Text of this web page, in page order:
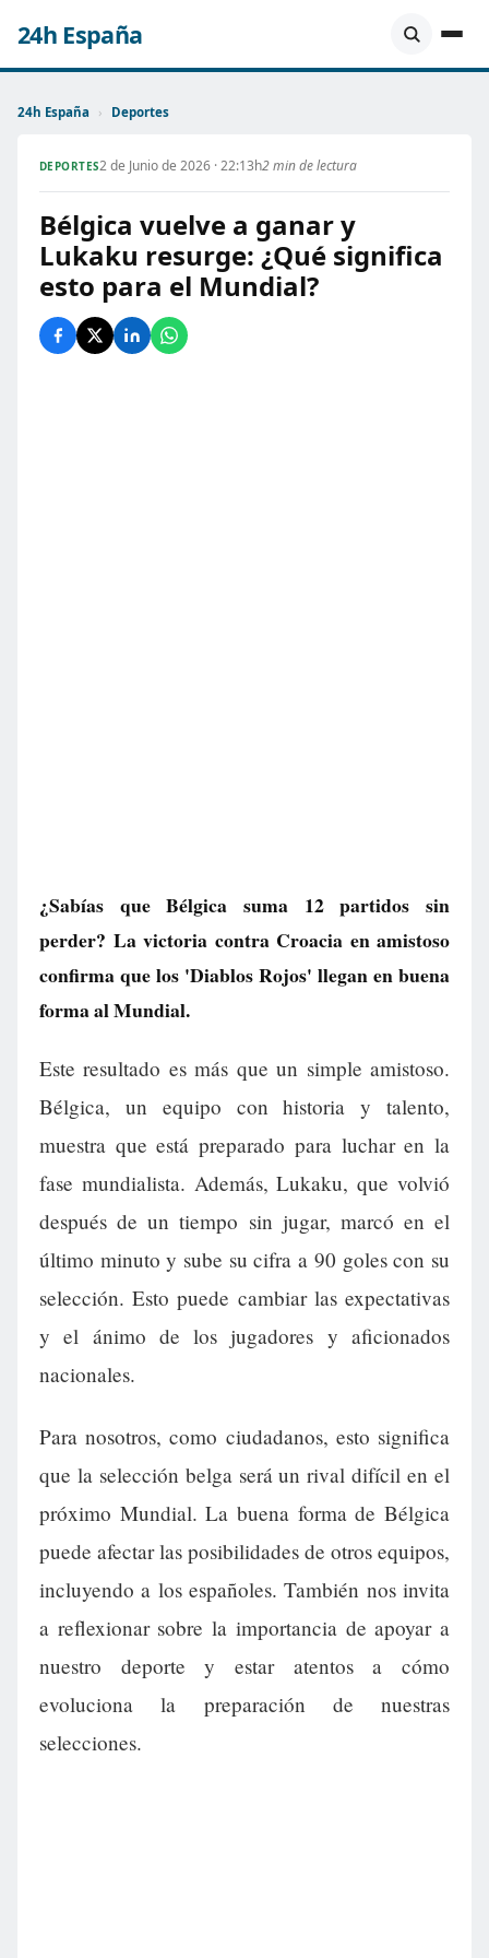
24h España
24h España › Deportes
DEPORTES2 de Junio de 2026 · 22:13h2 min de lectura
Bélgica vuelve a ganar y
Lukaku resurge: ¿Qué significa
esto para el Mundial?
¿Sabías que Bélgica suma 12 partidos sin
perder? La victoria contra Croacia en amistoso
confirma que los 'Diablos Rojos' llegan en buena
forma al Mundial.
Este resultado es más que un simple amistoso.
Bélgica, un equipo con historia y talento,
muestra que está preparado para luchar en la
fase mundialista. Además, Lukaku, que volvió
después de un tiempo sin jugar, marcó en el
último minuto y sube su cifra a 90 goles con su
selección. Esto puede cambiar las expectativas
y el ánimo de los jugadores y aficionados
nacionales.
Para nosotros, como ciudadanos, esto significa
que la selección belga será un rival difícil en el
próximo Mundial. La buena forma de Bélgica
puede afectar las posibilidades de otros equipos,
incluyendo a los españoles. También nos invita
a reflexionar sobre la importancia de apoyar a
nuestro deporte y estar atentos a cómo
evoluciona la preparación de nuestras
selecciones.